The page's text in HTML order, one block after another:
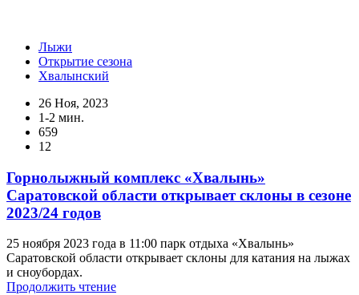
Лыжи
Открытие сезона
Хвалынский
26 Ноя, 2023
1-2 мин.
659
12
Горнолыжный комплекс «Хвалынь»
Саратовской области открывает склоны в сезоне
2023/24 годов
25 ноября 2023 года в 11:00 парк отдыха «Хвалынь»
Саратовской области открывает склоны для катания на лыжах
и сноубордах.
Продолжить чтение